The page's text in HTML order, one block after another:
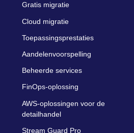
Gratis migratie
Cloud migratie
Toepassingsprestaties
Aandelenvoorspelling
Beheerde services
FinOps-oplossing
AWS-oplossingen voor de
detailhandel
Stream Guard Pro